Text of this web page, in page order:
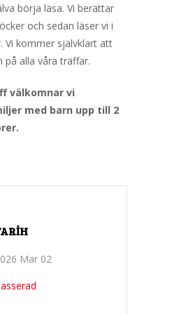
börja läsa. Vi berättar
och sedan läser vi i
Vi kommer självklart att
på alla våra träffar.
välkomnar vi
med barn upp till 2
Mar 02